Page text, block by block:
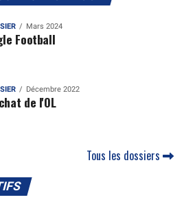
Mars 2024
Football
Décembre 2022
de l'OL
Tous les dossiers